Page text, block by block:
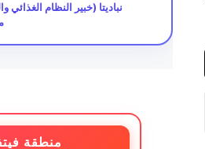
نباديتا (خبير النظام الغذائي
منطقة